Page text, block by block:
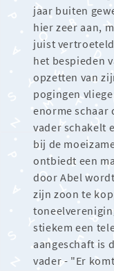
jaar buiten
hier zeer aan,
juist
het bespieden
opzetten van
pogingen
enorme schaar
vader schakelt
bij de
ontbiedt een
door Abel
zijn zoon te
stiekem een
aangeschaft is
vader - "Er